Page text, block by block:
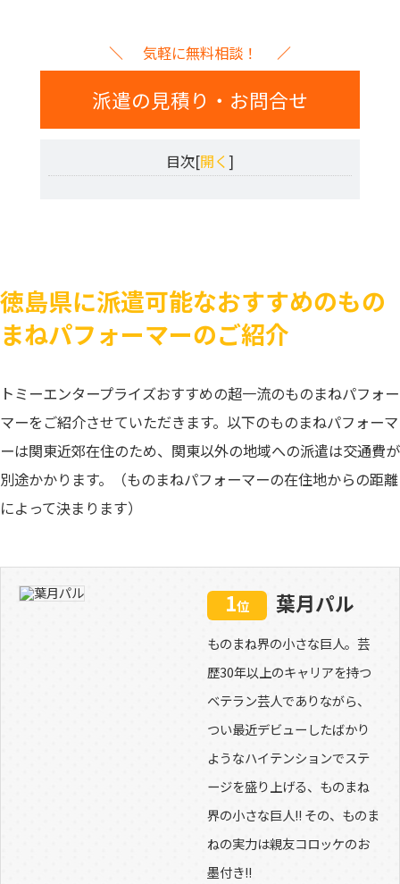
気軽に無料相談！
派遣の見積り・お問合せ
目次[開く ]
徳島県に派遣可能なおすすめのもの
まねパフォーマーのご紹介
トミーエンタープライズおすすめの超一流のものまねパフォー
マーをご紹介させていただきます。以下のものまねパフォーマ
ーは関東近郊在住のため、関東以外の地域への派遣は交通費が
別途かかります。（ものまねパフォーマーの在住地からの距離
によって決まります）
1位 葉月パル
ものまね界の小さな巨人。芸
歴30年以上のキャリアを持つ
ベテラン芸人でありながら、
つい最近デビューしたばかり
ようなハイテンションでステ
ージを盛り上げる、ものまね
界の小さな巨人!! その、ものま
ねの実力は親友コロッケのお
墨付き!!